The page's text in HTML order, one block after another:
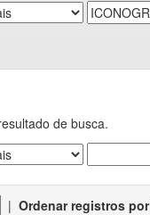
de busca.
| Ordenar registros por